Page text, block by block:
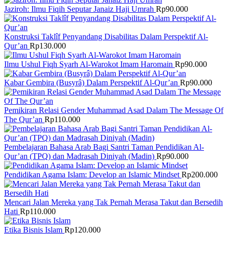
Jaziroh: Ilmu Fiqih Seputar Janaiz Haji Umrah Rp90.000
Konstruksi Taklîf Penyandang Disabilitas Dalam Perspektif Al-
Qur’an Rp130.000
Ilmu Ushul Fiqh Syarh Al-Warokot Imam Haromain Rp90.000
Kabar Gembira (Busyrâ) Dalam Perspektif Al-Qur’an Rp90.000
Pemikiran Relasi Gender Muhammad Asad Dalam The Message Of
The Qur’an Rp110.000
Pembelajaran Bahasa Arab Bagi Santri Taman Pendidikan Al-
Qur’an (TPQ) dan Madrasah Diniyah (Madin) Rp90.000
Pendidikan Agama Islam: Develop an Islamic Mindset Rp200.000
Mencari Jalan Mereka yang Tak Pernah Merasa Takut dan Bersedih
Hati Rp110.000
Etika Bisnis Islam Rp120.000